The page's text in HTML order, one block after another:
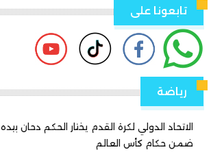
تابعونا على
رياضة
الاتحاد الدولي لكرة القدم يختار الحكم دحان بيده
ضمن حكام كأس العالم